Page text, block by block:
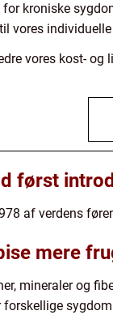
kroniske
vores
vores kost- og
først
af verdens
mere
mineraler og